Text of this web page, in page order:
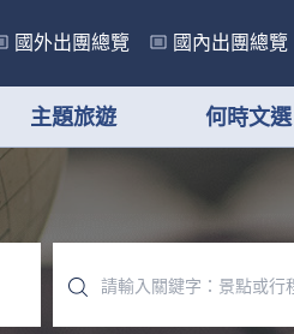
國外出團總覽 國內出團總覽
主題旅遊 何時文選